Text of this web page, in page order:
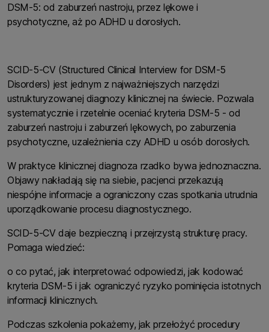
DSM-5: od zaburzeń nastroju, przez lękowe i
psychotyczne, aż po ADHD u dorosłych.
SCID-5-CV (Structured Clinical Interview for DSM-5
Disorders) jest jednym z najważniejszych narzędzi
ustrukturyzowanej diagnozy klinicznej na świecie. Pozwala
systematycznie i rzetelnie oceniać kryteria DSM-5 - od
zaburzeń nastroju i zaburzeń lękowych, po zaburzenia
psychotyczne, uzależnienia czy ADHD u osób dorosłych.
W praktyce klinicznej diagnoza rzadko bywa jednoznaczna.
Objawy nakładają się na siebie, pacjenci przekazują
niespójne informacje a ograniczony czas spotkania utrudnia
uporządkowanie procesu diagnostycznego.
SCID-5-CV daje bezpieczną i przejrzystą strukturę pracy.
Pomaga wiedzieć:
o co pytać, jak interpretować odpowiedzi, jak kodować
kryteria DSM-5 i jak ograniczyć ryzyko pominięcia istotnych
informacji klinicznych.
Podczas szkolenia pokażemy, jak przełożyć procedury